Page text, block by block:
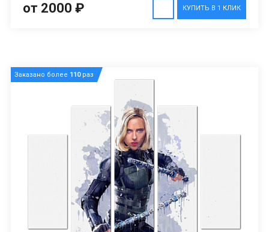
КУПИТЬ В 1 КЛИК
от 2000 ₽
Заказано более 110раз